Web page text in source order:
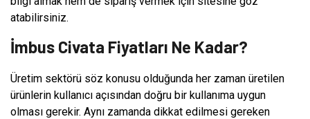
atabilirsiniz.
İmbus Civata Fiyatları Ne Kadar?
Üretim sektörü söz konusu olduğunda her zaman üretilen
ürünlerin kullanıcı açısından doğru bir kullanıma uygun
olması gerekir. Aynı zamanda dikkat edilmesi gereken